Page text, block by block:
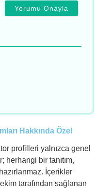
Hakkında Özel
profilleri yalnızca genel
herhangi bir tanıtım,
İçerikler
tarafından sağlanan